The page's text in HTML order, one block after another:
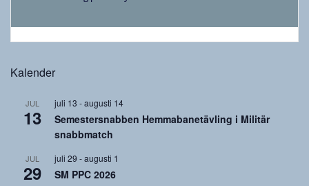
Kalender
JUL
13
juli 13 -augusti 14
Semestersnabben Hemmabanetävling i Militär
snabbmatch
JUL
29
juli 29 -augusti 1
SM PPC 2026